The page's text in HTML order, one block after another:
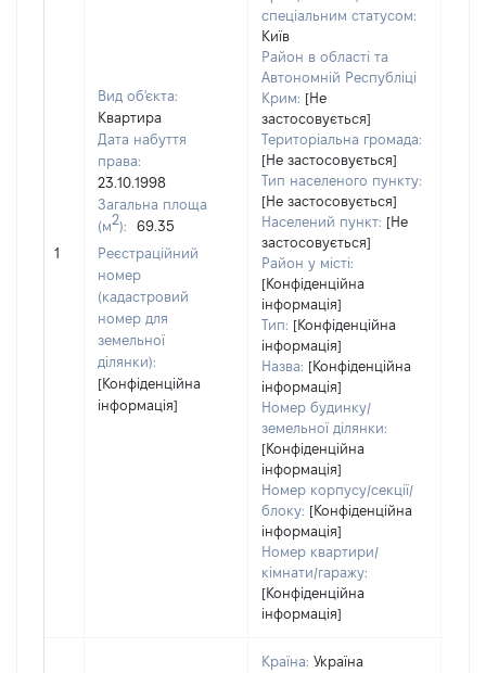
1
Вид об'єкта:
Квартира
Дата набуття
права:
23.10.1998
Загальна площа
(м2):
69.35
Реєстраційний
номер
(кадастровий
номер для
земельної
ділянки):
[Конфіденційна
інформація]
спеціальним статусом:
Київ
Район в області та
Автономній Республіці
Крим: [Не
застосовується]
Територіальна громада:
[Не застосовується]
Тип населеного пункту:
[Не застосовується]
Населений пункт: [Не
застосовується]
Район у місті:
[Конфіденційна
інформація]
Тип: [Конфіденційна
інформація]
Назва: [Конфіденційна
інформація]
Номер будинку/
земельної ділянки:
[Конфіденційна
інформація]
Номер корпусу/секції/
блоку: [Конфіденційна
інформація]
Номер квартири/
кімнати/гаражу:
[Конфіденційна
інформація]
Країна: Україна